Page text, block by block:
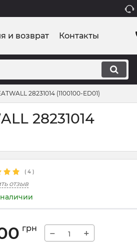
и возврат Контакты
28231014 (1100100-ED01)
28231014
( 4 )
отзыв
наличии
грн − +